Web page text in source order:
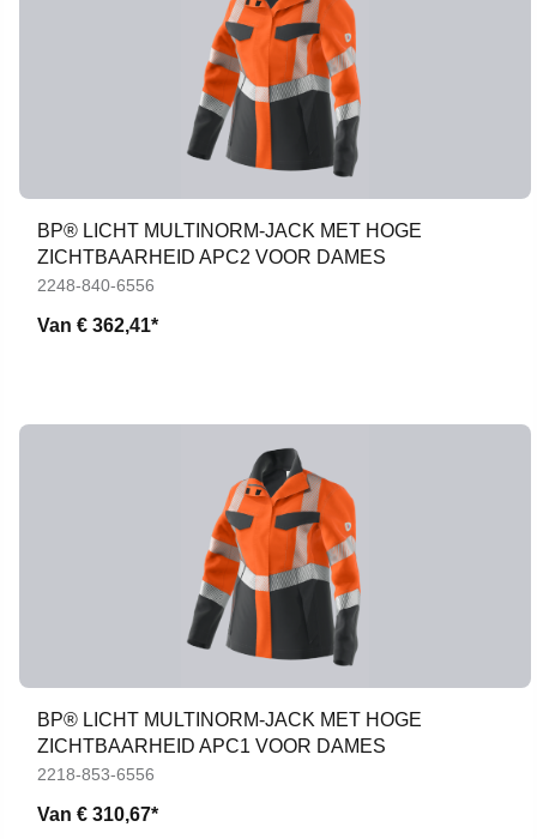
BP® LICHT MULTINORM-JACK MET HOGE
ZICHTBAARHEID APC2 VOOR DAMES
2248-840-6556
Van € 362,41*
BP® LICHT MULTINORM-JACK MET HOGE
ZICHTBAARHEID APC1 VOOR DAMES
2218-853-6556
Van € 310,67*